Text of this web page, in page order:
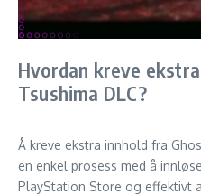
Hvordan kreve
Tsushima DLC?
Å kreve ekstra innhold fra
en enkel prosess med å
PlayStation Store og effektivt